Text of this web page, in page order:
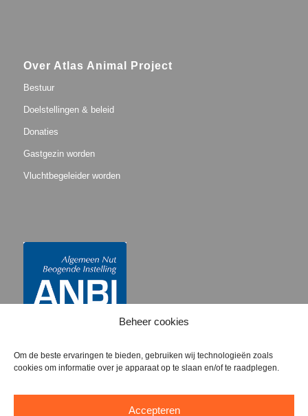
Beheer cookies
Om de beste ervaringen te bieden, gebruiken wij technologieën zoals
cookies om informatie over je apparaat op te slaan en/of te raadplegen.
Accepteren
Over Atlas Animal Project
Bestuur
Doelstellingen & beleid
Donaties
Gastgezin worden
Vluchtbegeleider worden